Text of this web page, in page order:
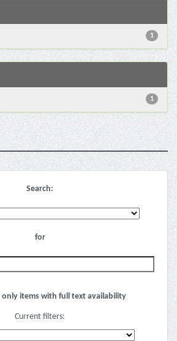
1
1
Search:
for
only items with full text availability
Current filters: